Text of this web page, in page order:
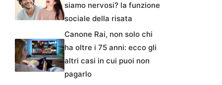
siamo nervosi? la funzione
sociale della risata
Canone Rai, non solo chi
ha oltre i 75 anni: ecco gli
altri casi in cui puoi non
pagarlo